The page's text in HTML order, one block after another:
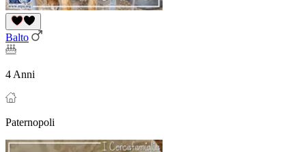
Balto
4 Anni
Paternopoli